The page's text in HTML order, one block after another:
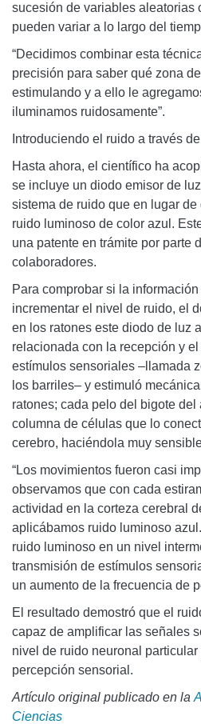
sucesión de variables aleatorias
pueden variar a lo largo del
“Decidimos combinar esta
precisión para saber qué zona
estimulando y a ello le
iluminamos ruidosamente”.
Introduciendo el ruido a través
Hasta ahora, el científico ha
se incluye un diodo emisor de
sistema de ruido que en lugar
ruido luminoso de color azul.
una patente en trámite por parte
colaboradores.
Para comprobar si la
incrementar el nivel de ruido, el
en los ratones este diodo de luz
relacionada con la recepción y
estímulos sensoriales –llamada
los barriles– y estimuló
ratones; cada pelo del bigote del
columna de células que lo
cerebro, haciéndola muy
“Los movimientos fueron casi
observamos que con cada
actividad en la corteza cerebral
aplicábamos ruido luminoso
ruido luminoso en un nivel
transmisión de estímulos
un aumento de la frecuencia de
El resultado demostró que el
capaz de amplificar las señales
nivel de ruido neuronal
percepción sensorial.
Artículo original publicado en la
Ciencias